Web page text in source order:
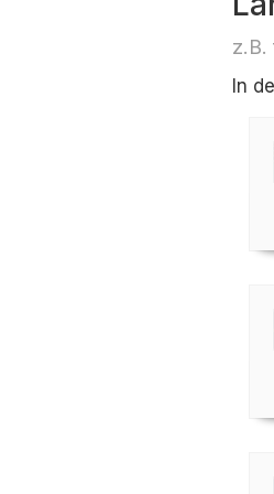
z.B.
In